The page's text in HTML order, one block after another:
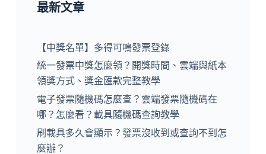
最新文章
【中獎名單】多得可鳴發票登錄
統一發票中獎怎麼領？開獎時間、雲端與紙本
領獎方式、獎金匯款完整教學
電子發票隨機碼怎麼查？雲端發票隨機碼在
哪？怎麼看？載具隨機碼查詢教學
刷載具多久會顯示？發票沒收到或查詢不到怎
麼辦？